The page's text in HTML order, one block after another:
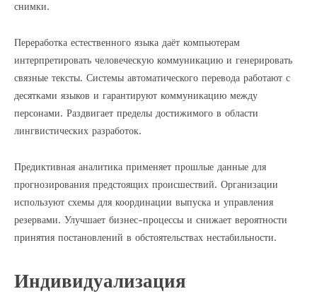
снимки.
Переработка естественного языка даёт компьютерам
интерпретировать человеческую коммуникацию и генерировать
связные тексты. Системы автоматического перевода работают с
десятками языков и гарантируют коммуникацию между
персонами. Раздвигает пределы достижимого в области
лингвистических разработок.
Предиктивная аналитика применяет прошлые данные для
прогнозирования предстоящих происшествий. Организации
используют схемы для координации выпуска и управления
резервами. Улучшает бизнес-процессы и снижает вероятности
принятия постановлений в обстоятельствах нестабильности.
Индивидуализация